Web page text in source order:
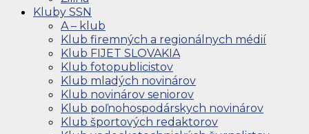
Kluby SSN
A – klub
Klub firemných a regionálnych médií
Klub FIJET SLOVAKIA
Klub fotopublicistov
Klub mladých novinárov
Klub novinárov seniorov
Klub poľnohospodárskych novinárov
Klub športových redaktorov